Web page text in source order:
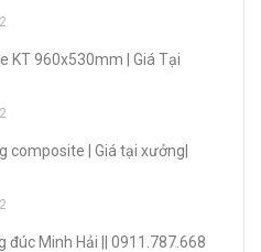
KT 960x530mm | Giá Tại
composite | Giá tại xưởng|
đúc Minh Hải || 0911.787.668